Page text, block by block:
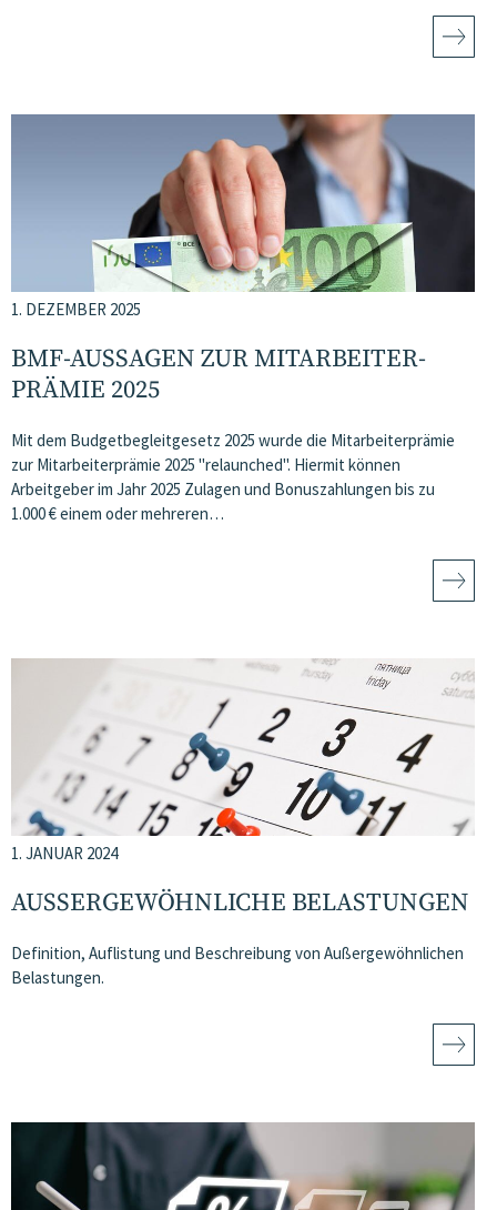
1. DEZEMBER 2025
BMF-AUSSAGEN ZUR MITARBEITER­
PRÄMIE 2025
Mit dem Budgetbegleitgesetz 2025 wurde die Mitarbeiterprämie
zur Mitarbeiterprämie 2025 "relaunched". Hiermit können
Arbeitgeber im Jahr 2025 Zulagen und Bonuszahlungen bis zu
1.000 € einem oder mehreren…
1. JANUAR 2024
AUSSERGEWÖHNLICHE BELASTUNGEN
Definition, Auflistung und Beschreibung von Außergewöhnlichen
Belastungen.